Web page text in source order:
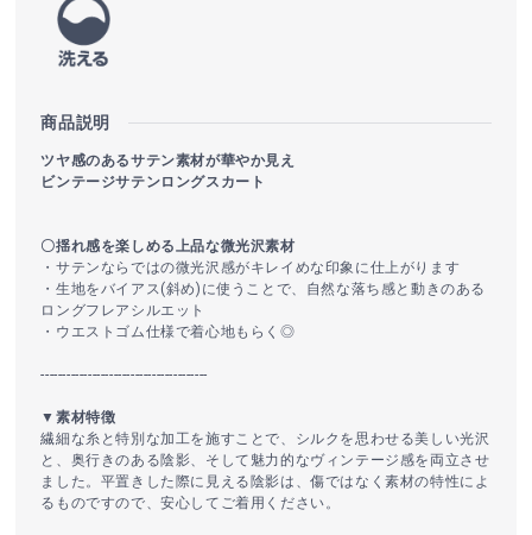
商品説明
ツヤ感のあるサテン素材が華やか見え
ビンテージサテンロングスカート
〇揺れ感を楽しめる上品な微光沢素材
・サテンならではの微光沢感がキレイめな印象に仕上がります
・生地をバイアス(斜め)に使うことで、自然な落ち感と動きのある
ロングフレアシルエット
・ウエストゴム仕様で着心地もらく◎
---------------------------------------
▼素材特徴
繊細な糸と特別な加工を施すことで、シルクを思わせる美しい光沢
と、奥行きのある陰影、そして魅力的なヴィンテージ感を両立させ
ました。平置きした際に見える陰影は、傷ではなく素材の特性によ
るものですので、安心してご着用ください。